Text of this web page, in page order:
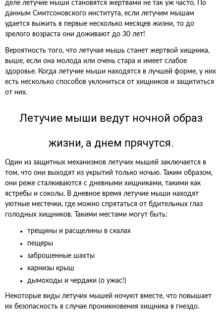
деле летучие мыши становятся жертвами не так уж часто. По
данным Смитсоновского института, если летучим мышам
удается выжить в первые несколько месяцев жизни, то до
зрелого возраста они доживают до 30 лет!
Вероятность того, что летучая мышь станет жертвой хищника,
выше, если она молода или очень стара и имеет слабое
здоровье. Когда летучие мыши находятся в лучшей форме, у них
есть несколько способов уклониться от хищников и защититься
от них.
Летучие мыши ведут ночной образ
жизни, а днем прячутся.
Один из защитных механизмов летучих мышей заключается в
том, что они выходят из укрытий только ночью. Таким образом,
они реже сталкиваются с дневными хищниками, такими как
ястребы и соколы. В дневное время летучие мыши находят
уютные местечки, где можно спрятаться от бдительных глаз
голодных хищников. Такими местами могут быть:
трещины и расщелины в скалах
пещеры
заброшенные шахты
карнизы крыш
дымоходы и чердаки (о ужас!)
Некоторые виды летучих мышей ночуют вместе, что повышает
их безопасность в случае проникновения хищника в гнездо.